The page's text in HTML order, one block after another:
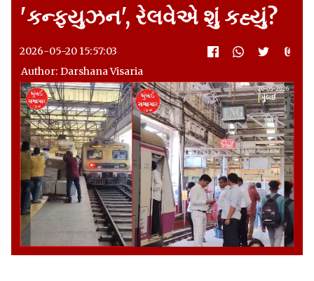
'કન્ફ્યુઝન', રેલવેએ શું કહ્યું?
2026-05-20 15:57:03
Author: Darshana Visaria